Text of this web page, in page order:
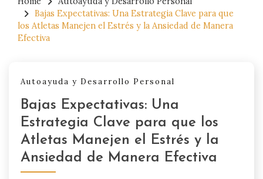
contentBajas Expectativas: Una Estrategia Clave para que
los Atletas Manejen el Estrés y la Ansiedad de Manera
Efectiva
Autoayuda y Desarrollo Personal
Bajas Expectativas: Una
Estrategia Clave para que los
Atletas Manejen el Estrés y la
Ansiedad de Manera Efectiva